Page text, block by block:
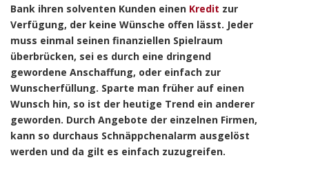
Bank ihren solventen Kunden einen Kredit zur
Verfügung, der keine Wünsche offen lässt. Jeder
muss einmal seinen finanziellen Spielraum
überbrücken, sei es durch eine dringend
gewordene Anschaffung, oder einfach zur
Wunscherfüllung. Sparte man früher auf einen
Wunsch hin, so ist der heutige Trend ein anderer
geworden. Durch Angebote der einzelnen Firmen,
kann so durchaus Schnäppchenalarm ausgelöst
werden und da gilt es einfach zuzugreifen.